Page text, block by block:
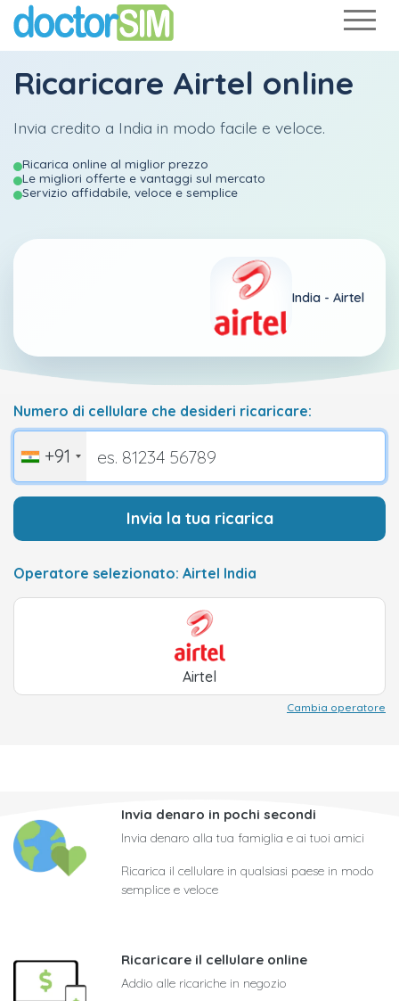
Ricaricare Airtel online
Invia credito a India in modo facile e veloce.
Ricarica online al miglior prezzo
Le migliori offerte e vantaggi sul mercato
Servizio affidabile, veloce e semplice
India - Airtel
Numero di cellulare che desideri ricaricare:
+91
Invia la tua ricarica
Operatore selezionato: Airtel India
Airtel
Cambia operatore
Invia denaro in pochi secondi
Invia denaro alla tua famiglia e ai tuoi amici
Ricarica il cellulare in qualsiasi paese in modo
semplice e veloce
Ricaricare il cellulare online
Addio alle ricariche in negozio